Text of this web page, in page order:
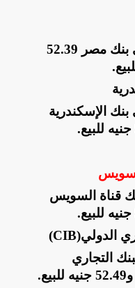
سجل سعر الدولار اليوم في بنك مصر 52.39
.
الإسكندرية
.
قناة السويس
.
الدولي(CIB)
التجاري
.